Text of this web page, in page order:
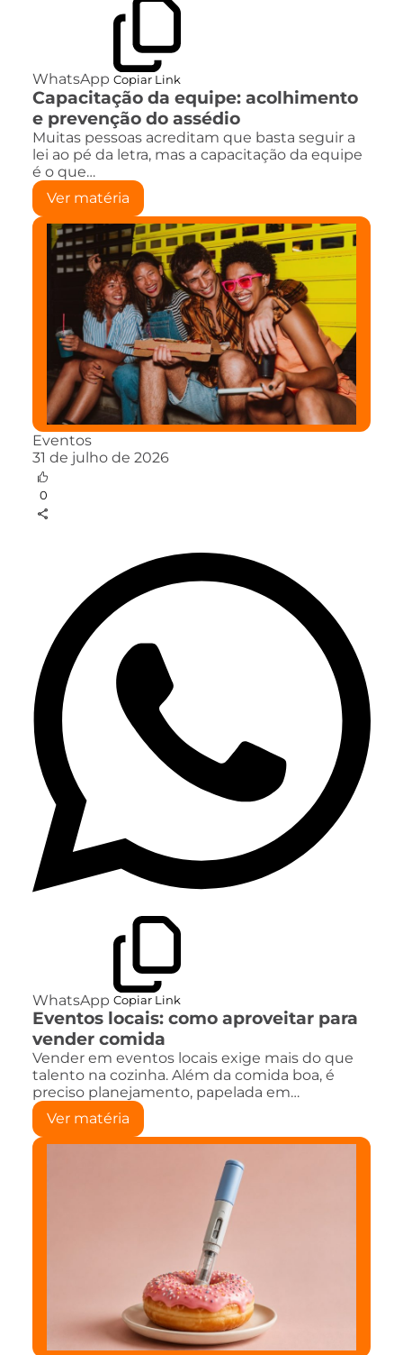
WhatsApp Copiar Link
Capacitação da equipe: acolhimento
e prevenção do assédio
Muitas pessoas acreditam que basta seguir a
lei ao pé da letra, mas a capacitação da equipe
é o que…
Ver matéria
Eventos
31 de julho de 2026
0
WhatsApp Copiar Link
Eventos locais: como aproveitar para
vender comida
Vender em eventos locais exige mais do que
talento na cozinha. Além da comida boa, é
preciso planejamento, papelada em…
Ver matéria